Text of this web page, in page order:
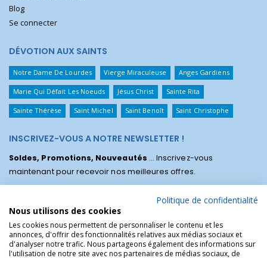
Blog
Se connecter
DÉVOTION AUX SAINTS
Notre Dame De Lourdes Vierge Miraculeuse Anges Gardiens
Marie Qui Défait Les Noeuds Jésus Christ Sainte Rita
Sainte Thérèse Saint Michel Saint Benoît Saint Christophe
INSCRIVEZ-VOUS A NOTRE NEWSLETTER !
Soldes, Promotions, Nouveautés ... Inscrivez-vous
maintenant pour recevoir nos meilleures offres.
Politique de confidentialité
Nous utilisons des cookies
Les cookies nous permettent de personnaliser le contenu et les
annonces, d'offrir des fonctionnalités relatives aux médias sociaux et
d'analyser notre trafic. Nous partageons également des informations sur
l'utilisation de notre site avec nos partenaires de médias sociaux, de